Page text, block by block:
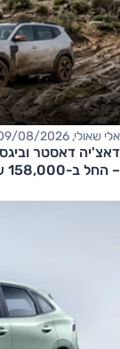
אלי שאולי, 09/08/2026
דאצ'יה דאסטר
– החל ב-158,000 שקלים